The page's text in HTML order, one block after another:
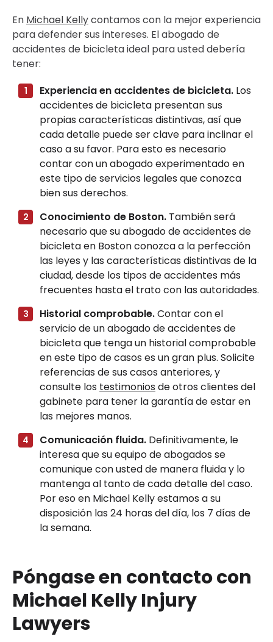
En Michael Kellycontamos con la mejor experiencia
para defender sus intereses. El abogado de
accidentes de bicicleta ideal para usted debería
tener:
Experiencia en accidentes de bicicleta. Los
accidentes de bicicleta presentan sus
propias características distintivas, así que
cada detalle puede ser clave para inclinar el
caso a su favor. Para esto es necesario
contar con un abogado experimentado en
este tipo de servicios legales que conozca
bien sus derechos.
Conocimiento de Boston. También será
necesario que su abogado de accidentes de
bicicleta en Boston conozca a la perfección
las leyes y las características distintivas de la
ciudad, desde los tipos de accidentes más
frecuentes hasta el trato con las autoridades.
Historial comprobable.Contar con el
servicio de un abogado de accidentes de
bicicleta que tenga un historial comprobable
en este tipo de casos es un gran plus. Solicite
referencias de sus casos anteriores, y
consulte los testimonios de otros clientes del
gabinete para tener la garantía de estar en
las mejores manos.
Comunicación fluida. Definitivamente, le
interesa que su equipo de abogados se
comunique con usted de manera fluida y lo
mantenga al tanto de cada detalle del caso.
Por eso en Michael Kelly estamos a su
disposición las 24 horas del día, los 7 días de
la semana.
Póngase en contacto con
Michael Kelly Injury
Lawyers